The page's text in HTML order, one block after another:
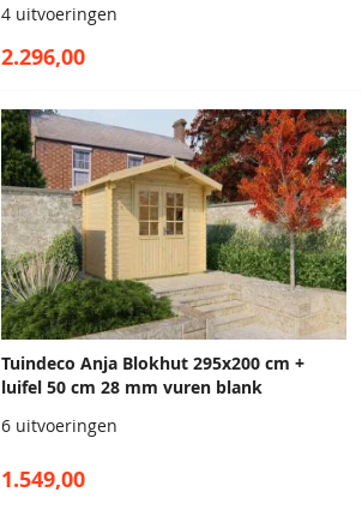
4 uitvoeringen
2.296,00
Tuindeco Anja Blokhut 295x200 cm +
luifel 50 cm 28 mm vuren blank
6 uitvoeringen
1.549,00